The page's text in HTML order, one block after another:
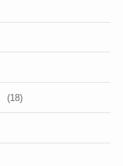
(18)